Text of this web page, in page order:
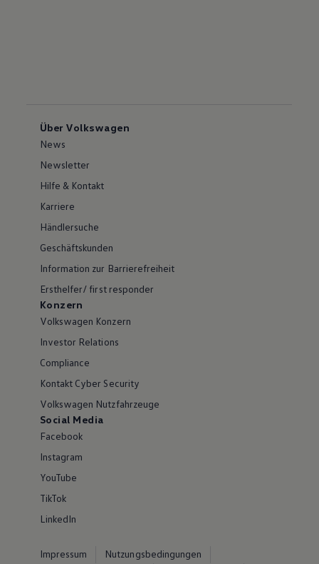
Über Volkswagen
News
Newsletter
Hilfe & Kontakt
Karriere
Händlersuche
Geschäftskunden
Information zur Barrierefreiheit
Ersthelfer/ first responder
Konzern
Volkswagen Konzern
Investor Relations
Compliance
Kontakt Cyber Security
Volkswagen Nutzfahrzeuge
Social Media
Facebook
Instagram
YouTube
TikTok
LinkedIn
Impressum
Nutzungsbedingungen